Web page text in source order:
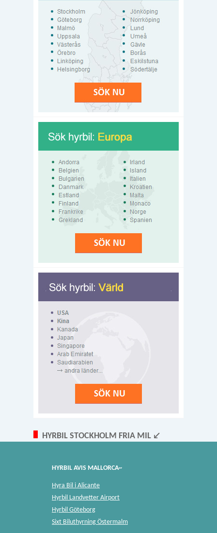
HYRBIL STOCKHOLM FRIA MIL ↙
HYRBIL AVIS MALLORCA~
Hyra Bil i Alicante
Hyrbil Landvetter Airport
Hyrbil Göteborg
Sixt Biluthyrning Östermalm